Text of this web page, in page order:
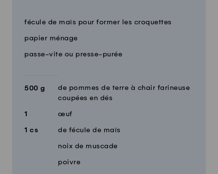
QuantitéIngrédients
fécule de maïs pour former les croquettes
papier ménage
passe-vite ou presse-purée
500 g
de pommes de terre à chair farineuse
coupées en dés
1 œuf
1 cs de fécule de maïs
noix de muscade
poivre